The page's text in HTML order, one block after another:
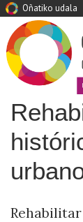
Oñatiko udala